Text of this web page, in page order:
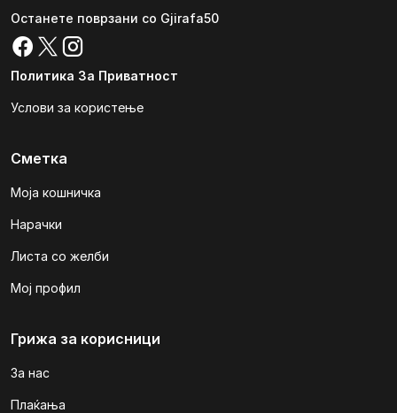
Останете поврзани со Gjirafa50
Политика За Приватност
Услови за користење
Сметка
Моја кошничка
Нарачки
Листа со желби
Мој профил
Грижа за корисници
За нас
Плаќања